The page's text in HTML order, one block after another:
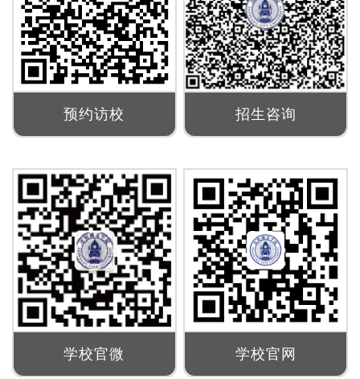
预约访校 招生咨询
学校官微 学校官网